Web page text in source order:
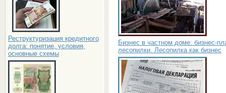
Реструктуризация кредитного
долга: понятие, условия,
основные схемы
Бизнес в частном доме: бизнес-
лесопилки. Лесопилка как бизнес